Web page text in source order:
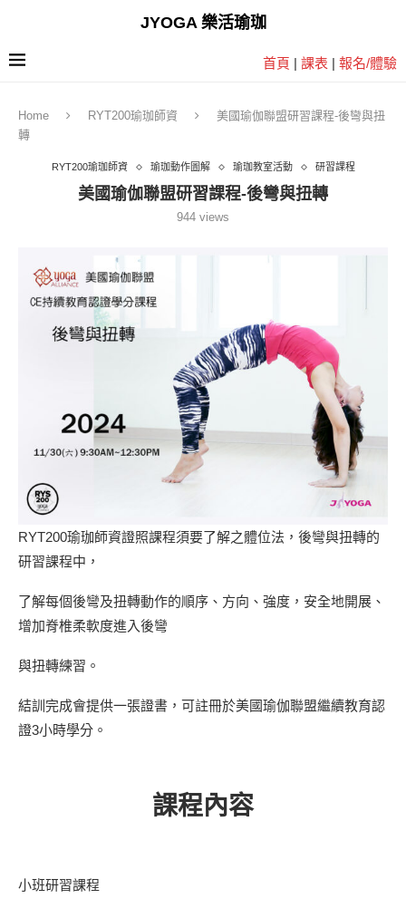
JYOGA 樂活瑜珈
首頁 | 課表 | 報名/體驗
Home RYT200瑜珈師資
美國瑜伽聯盟研習課程-後彎與扭
轉
RYT200瑜珈師資 瑜珈動作圖解 瑜珈教室活動 研習課程
美國瑜伽聯盟研習課程-後彎與扭轉
944 views
RYT200瑜珈師資證照課程須要了解之體位法，後彎與扭轉的
研習課程中，
了解每個後彎及扭轉動作的順序、方向、強度，安全地開展、
增加脊椎柔軟度進入後彎
與扭轉練習。
結訓完成會提供一張證書，可註冊於美國瑜伽聯盟繼續教育認
證3小時學分。
課程內容
小班研習課程